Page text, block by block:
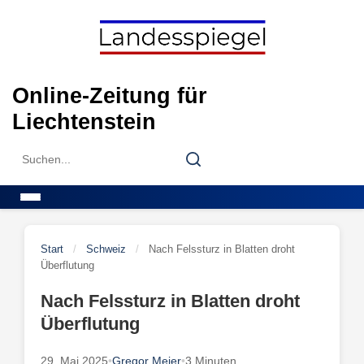
Online-Zeitung für
Liechtenstein
Search
Search
Start / Schweiz /
Nach Felssturz in Blatten droht
Überflutung
Nach Felssturz in Blatten droht
Überflutung
29. Mai 2025•Gregor Meier•3 Minuten